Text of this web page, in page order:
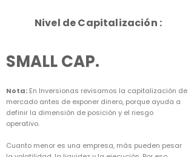
Nivel de Capitalización :
SMALL CAP.
Nota: En Inversionas revisamos la capitalización de
mercado antes de exponer dinero, porque ayuda a
definir la dimensión de posición y el riesgo
operativo.
Cuanto menor es una empresa, más pueden pesar